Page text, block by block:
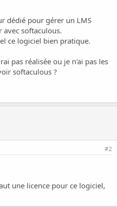
dédié pour gérer un LMS
softaculous.
ce logiciel bien pratique.
pas réalisée ou je n'ai pas les
softaculous ?
#2
une licence pour ce logiciel,